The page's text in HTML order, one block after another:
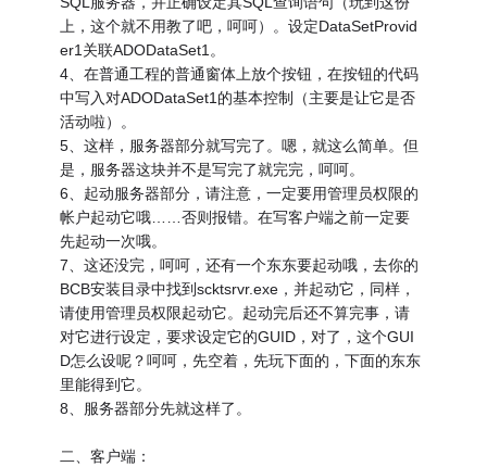
上，这个就不用教了吧，呵呵）。设定DataSetProvid
er1关联ADODataSet1。
4、在普通工程的普通窗体上放个按钮，在按钮的代码
中写入对ADODataSet1的基本控制（主要是让它是否
活动啦）。
5、这样，服务器部分就写完了。嗯，就这么简单。但
是，服务器这块并不是写完了就完完，呵呵。
6、起动服务器部分，请注意，一定要用管理员权限的
帐户起动它哦……否则报错。在写客户端之前一定要
先起动一次哦。
7、这还没完，呵呵，还有一个东东要起动哦，去你的
BCB安装目录中找到scktsrvr.exe，并起动它，同样，
请使用管理员权限起动它。起动完后还不算完事，请
对它进行设定，要求设定它的GUID，对了，这个GUI
D怎么设呢？呵呵，先空着，先玩下面的，下面的东东
里能得到它。
8、服务器部分先就这样了。
二、客户端：